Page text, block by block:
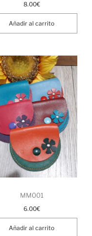
8.00€
Añadir al carrito
MM001
6.00€
Añadir al carrito